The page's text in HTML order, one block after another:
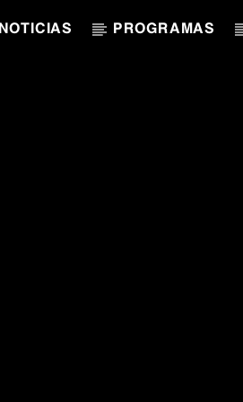
NOTICIAS PROGRAMAS